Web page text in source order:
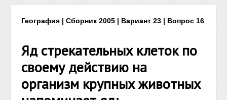
География | Сборник 2005 | Вариант 23 | Вопрос 16
Яд стрекательных клеток по
своему действию на
организм крупных животных